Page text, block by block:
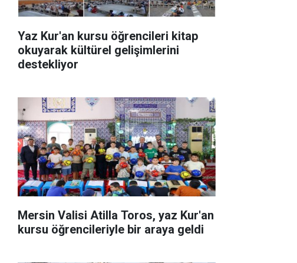
Yaz Kur'an kursu öğrencileri kitap
okuyarak kültürel gelişimlerini
destekliyor
Mersin Valisi Atilla Toros, yaz Kur'an
kursu öğrencileriyle bir araya geldi